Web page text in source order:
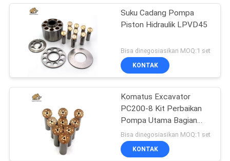
Suku Cadang Pompa
Piston Hidraulik LPVD45
Bisa dinegosiasikan MOQ:1 set
KONTAK
Komatus Excavator
PC200-8 Kit Perbaikan
Pompa Utama Bagian
Pompa Hidraulik Pompa
Piston Layanan
Perbaikan Pemeliharaan
Bisa dinegosiasikan MOQ:1 set
KONTAK